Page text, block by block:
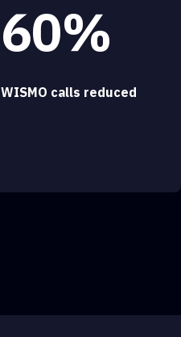
60%
WISMO calls reduced